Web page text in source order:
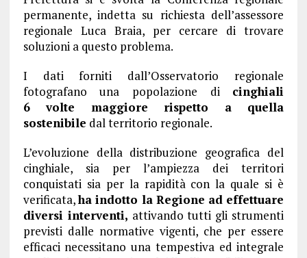
permanente, indetta su richiesta dell’assessore
regionale Luca Braia, per cercare di trovare
soluzioni a questo problema.
I dati forniti dall’Osservatorio regionale
fotografano una popolazione di cinghiali
6 volte maggiore rispetto a quella
sostenibile dal territorio regionale.
L’evoluzione della distribuzione geografica del
cinghiale, sia per l’ampiezza dei territori
conquistati sia per la rapidità con la quale si è
verificata,ha indotto la Regione ad effettuare
diversi interventi, attivando tutti gli strumenti
previsti dalle normative vigenti, che per essere
efficaci necessitano una tempestiva ed integrale